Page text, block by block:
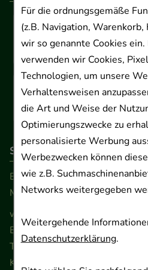
Für die ordnungsgemäße
(z.B. Navigation,
wir so genannte Cookies
verwenden wir Cookies,
Technologien, um unsere
Verhaltensweisen
die Art und Weise der
Optimierungszwecke zu
personalisierte Werbung
Werbezwecken können
wie z.B.
Networks weitergegeben
Weitergehende
Datenschutzerklärung.
So erreichen Sie uns
Beratung und Kundenservice:
Montag - Freitag von 9.00 bis
www.ApoSalis.de
Ernst-August-Platz 2 · 30159
Telefon 0511 89 71 80 0 · Fax
Kontaktformular